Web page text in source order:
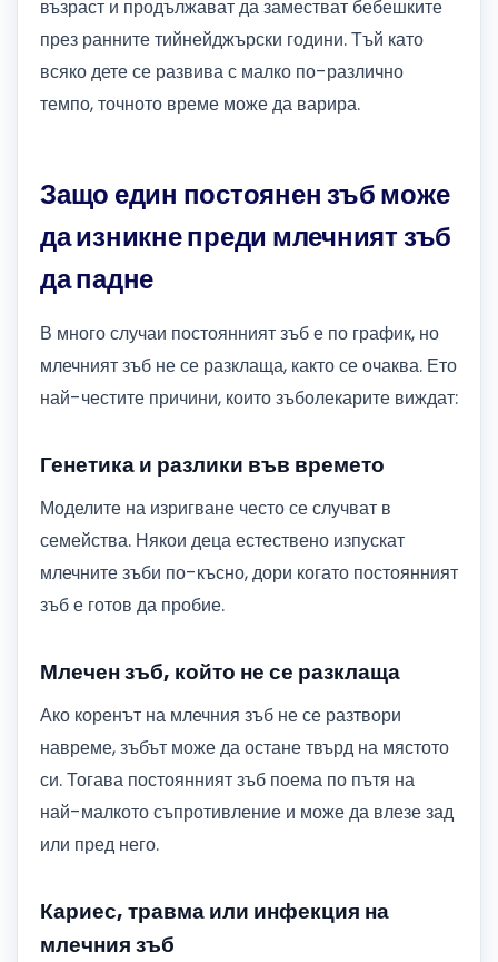
възраст и продължават да заместват бебешките
през ранните тийнейджърски години. Тъй като
всяко дете се развива с малко по-различно
темпо, точното време може да варира.
Защо един постоянен зъб може
да изникне преди млечният зъб
да падне
В много случаи постоянният зъб е по график, но
млечният зъб не се разклаща, както се очаква. Ето
най-честите причини, които зъболекарите виждат:
Генетика и разлики във времето
Моделите на изригване често се случват в
семейства. Някои деца естествено изпускат
млечните зъби по-късно, дори когато постоянният
зъб е готов да пробие.
Млечен зъб, който не се разклаща
Ако коренът на млечния зъб не се разтвори
навреме, зъбът може да остане твърд на мястото
си. Тогава постоянният зъб поема по пътя на
най-малкото съпротивление и може да влезе зад
или пред него.
Кариес, травма или инфекция на
млечния зъб